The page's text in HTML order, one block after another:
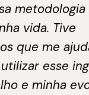
vida. Tive
que me
esse
e minha